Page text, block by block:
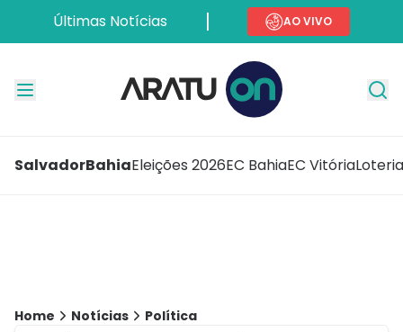
Últimas Notícias AO VIVO
SalvadorBahiaEleições 2026EC BahiaEC Vitória
Home Notícias Política